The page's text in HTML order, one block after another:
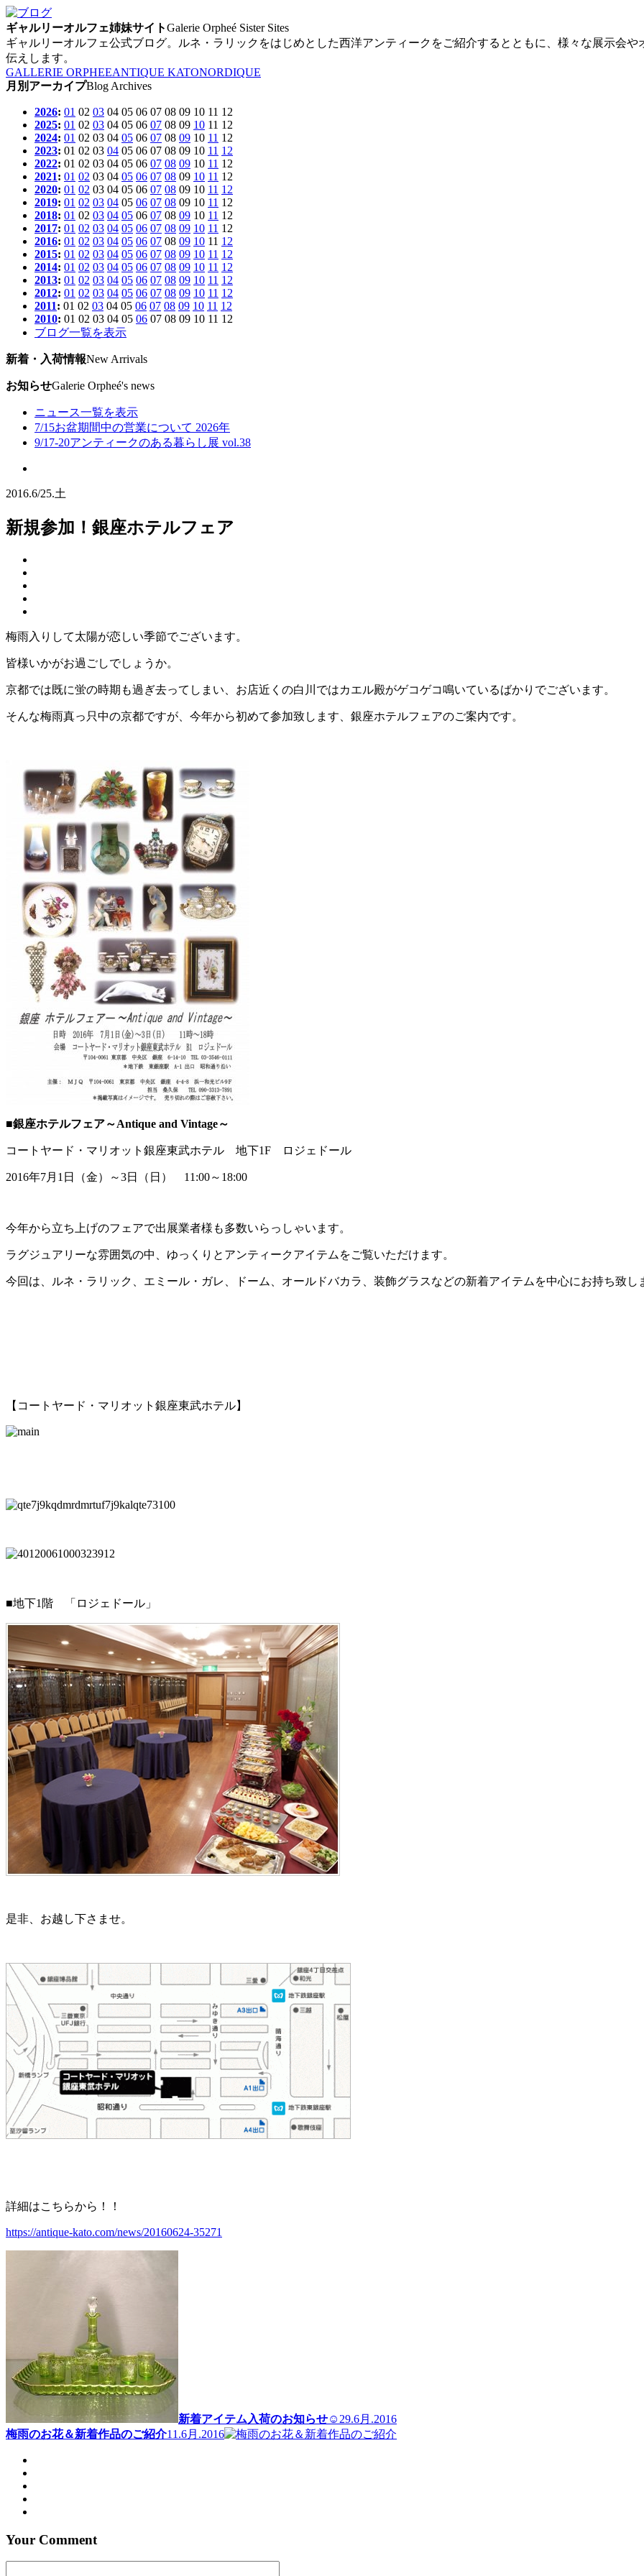
ギャルリーオルフェ姉妹サイトGalerie Orpheé Sister Sites
ギャルリーオルフェ公式ブログ。ルネ・ラリックをはじめとした西洋アンティークをご紹介するとともに、様々な展示会
伝えします。
GALLERIE ORPHEEANTIQUE KATONORDIQUE
月別アーカイプBlog Archives
2026: 01 02 03 04 05 06 07 08 09 10 11 12
2025: 01 02 03 04 05 06 07 08 09 10 11 12
2024: 01 02 03 04 05 06 07 08 09 10 11 12
2023: 01 02 03 04 05 06 07 08 09 10 11 12
2022: 01 02 03 04 05 06 07 08 09 10 11 12
2021: 01 02 03 04 05 06 07 08 09 10 11 12
2020: 01 02 03 04 05 06 07 08 09 10 11 12
2019: 01 02 03 04 05 06 07 08 09 10 11 12
2018: 01 02 03 04 05 06 07 08 09 10 11 12
2017: 01 02 03 04 05 06 07 08 09 10 11 12
2016: 01 02 03 04 05 06 07 08 09 10 11 12
2015: 01 02 03 04 05 06 07 08 09 10 11 12
2014: 01 02 03 04 05 06 07 08 09 10 11 12
2013: 01 02 03 04 05 06 07 08 09 10 11 12
2012: 01 02 03 04 05 06 07 08 09 10 11 12
2011: 01 02 03 04 05 06 07 08 09 10 11 12
2010: 01 02 03 04 05 06 07 08 09 10 11 12
ブログ一覧を表示
新着・入荷情報New Arrivals
お知らせGalerie Orpheé's news
ニュース一覧を表示
7/15お盆期間中の営業について 2026年
9/17-20アンティークのある暮らし展 vol.38
2016.6/25.土
新規参加！銀座ホテルフェア
梅雨入りして太陽が恋しい季節でございます。
皆様いかがお過ごしでしょうか。
京都では既に蛍の時期も過ぎ去ってしまい、お店近くの白川ではカエル殿がゲコゲコ鳴いているばかりでございます。
そんな梅雨真っ只中の京都ですが、今年から初めて参加致します、銀座ホテルフェアのご案内です。
■銀座ホテルフェア～Antique and Vintage～
コートヤード・マリオット銀座東武ホテル 地下1F ロジェドール
2016年7月1日（金）～3日（日） 11:00～18:00
今年から立ち上げのフェアで出展業者様も多数いらっしゃいます。
ラグジュアリーな雰囲気の中、ゆっくりとアンティークアイテムをご覧いただけます。
今回は、ルネ・ラリック、エミール・ガレ、ドーム、オールドバカラ、装飾グラスなどの新着アイテムを中心にお持ち致し
【コートヤード・マリオット銀座東武ホテル】
■地下1階 「ロジェドール」
是非、お越し下さませ。
詳細はこちらから！！
https://antique-kato.com/news/20160624-35271
新着アイテム入荷のお知らせ☺ 29.6月.2016
梅雨のお花＆新着作品のご紹介11.6月.2016
Your Comment